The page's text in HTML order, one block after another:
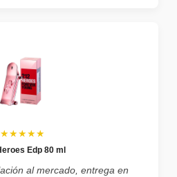
★★★★★
Edp 80 ml
al mercado, entrega en